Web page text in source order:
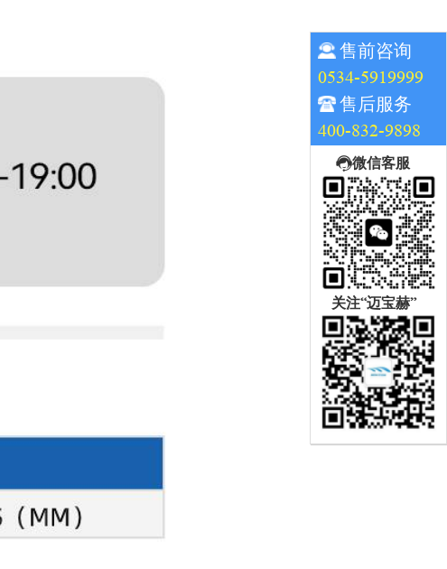
售前咨询
0534-5919999
售后服务
400-832-9898
微信客服
关注“迈宝赫”